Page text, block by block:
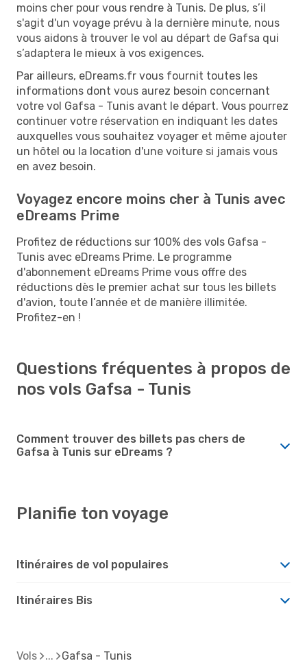
moins cher pour vous rendre à Tunis. De plus, s’il
s'agit d'un voyage prévu à la dernière minute, nous
vous aidons à trouver le vol au départ de Gafsa qui
s’adaptera le mieux à vos exigences.
Par ailleurs, eDreams.fr vous fournit toutes les
informations dont vous aurez besoin concernant
votre vol Gafsa - Tunis avant le départ. Vous pourrez
continuer votre réservation en indiquant les dates
auxquelles vous souhaitez voyager et même ajouter
un hôtel ou la location d'une voiture si jamais vous
en avez besoin.
Voyagez encore moins cher à Tunis avec
eDreams Prime
Profitez de réductions sur 100% des vols Gafsa -
Tunis avec eDreams Prime. Le programme
d'abonnement eDreams Prime vous offre des
réductions dès le premier achat sur tous les billets
d'avion, toute l’année et de manière illimitée.
Profitez-en !
Questions fréquentes à propos de
nos vols Gafsa - Tunis
Comment trouver des billets pas chers de
Gafsa à Tunis sur eDreams ?
Planifie ton voyage
Itinéraires de vol populaires
Itinéraires Bis
Vols Gafsa - Tunis